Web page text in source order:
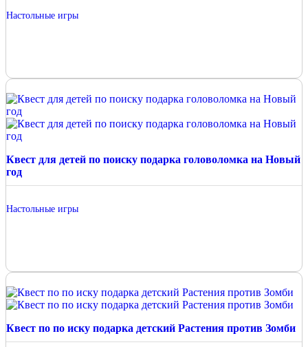
Настольные игры
Квест для детей по поиску подарка головоломка на Новый
год
Настольные игры
Квест по по иску подарка детский Растения против Зомби